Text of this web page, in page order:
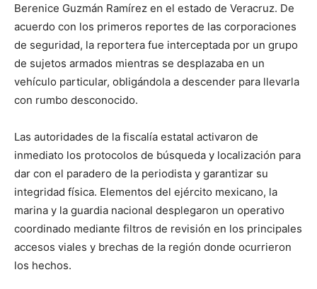
Berenice Guzmán Ramírez en el estado de Veracruz. De
acuerdo con los primeros reportes de las corporaciones
de seguridad, la reportera fue interceptada por un grupo
de sujetos armados mientras se desplazaba en un
vehículo particular, obligándola a descender para llevarla
con rumbo desconocido.
Las autoridades de la fiscalía estatal activaron de
inmediato los protocolos de búsqueda y localización para
dar con el paradero de la periodista y garantizar su
integridad física. Elementos del ejército mexicano, la
marina y la guardia nacional desplegaron un operativo
coordinado mediante filtros de revisión en los principales
accesos viales y brechas de la región donde ocurrieron
los hechos.